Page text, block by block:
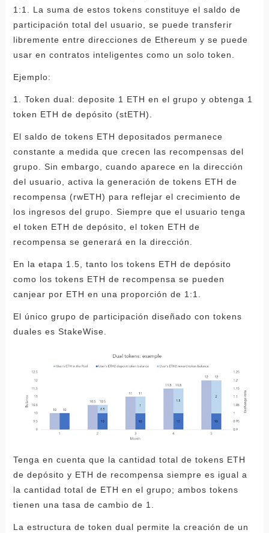
1:1. La suma de estos tokens constituye el saldo de
participación total del usuario, se puede transferir
libremente entre direcciones de Ethereum y se puede
usar en contratos inteligentes como un solo token.
Ejemplo:
1. Token dual: deposite 1 ETH en el grupo y obtenga 1
token ETH de depósito (stETH).
El saldo de tokens ETH depositados permanece
constante a medida que crecen las recompensas del
grupo. Sin embargo, cuando aparece en la dirección
del usuario, activa la generación de tokens ETH de
recompensa (rwETH) para reflejar el crecimiento de
los ingresos del grupo. Siempre que el usuario tenga
el token ETH de depósito, el token ETH de
recompensa se generará en la dirección.
En la etapa 1.5, tanto los tokens ETH de depósito
como los tokens ETH de recompensa se pueden
canjear por ETH en una proporción de 1:1.
El único grupo de participación diseñado con tokens
duales es StakeWise.
Tenga en cuenta que la cantidad total de tokens ETH
de depósito y ETH de recompensa siempre es igual a
la cantidad total de ETH en el grupo; ambos tokens
tienen una tasa de cambio de 1.
La estructura de token dual permite la creación de un